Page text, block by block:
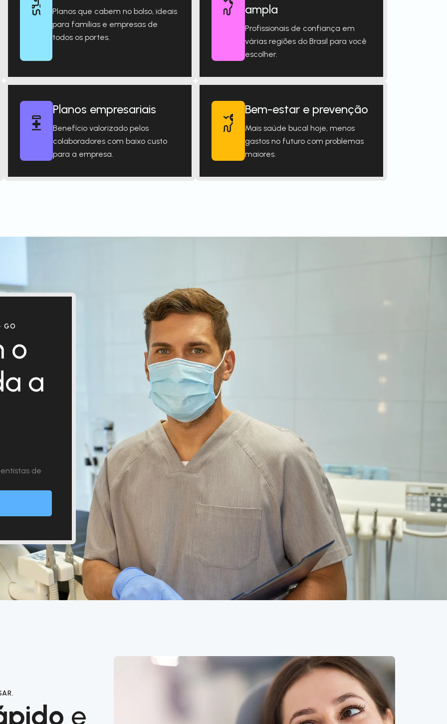
Planos que cabem no bolso, ideais
para famílias e empresas de
todos os portes.
ampla
Profissionais de confiança em
várias regiões do Brasil para você
escolher.
Planos empresariais
Benefício valorizado pelos
colaboradores com baixo custo
para a empresa.
Bem-estar e prevenção
Mais saúde bucal hoje, menos
gastos no futuro com problemas
maiores.
GO
o
a
de
e